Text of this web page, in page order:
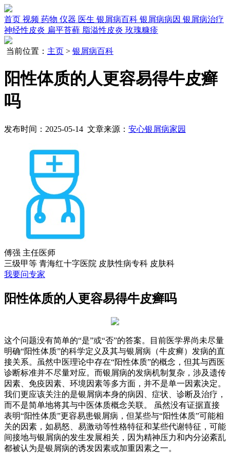
首页 视频 药物 仪器 医生 银屑病百科 银屑病病因 银屑病治疗
神经性皮炎 扁平苔藓 脂溢性皮炎 玫瑰糠疹
当前位置： 主页 > 银屑病百科
阳性体质的人更容易得牛皮癣
吗
发布时间：2025-05-14 文章来源： 安心银屑病家园
傅强 主任医师
三级甲等 青海红十字医院 皮肤性病专科 皮肤科
我要问专家
阳性体质的人更容易得牛皮癣吗
这个问题没有简单的“是”或“否”的答案。目前医学界尚未尽量
明确“阳性体质”的科学定义及其与银屑病（牛皮癣）发病的直
接关系。虽然中医理论中存在“阳性体质”的概念，但其与西医
诊断标准并不尽量对应。而银屑病的发病机制复杂，涉及遗传
因素、免疫因素、环境因素等多方面，并不是单一因素决定。
我们更应该关注的是银屑病本身的病因、症状、诊断及治疗，
而不是简单地将其与中医体质概念关联。 虽然没有证据直接
表明“阳性体质”更容易患银屑病，但某些与“阳性体质”可能相
关的因素，如易怒、易激动等性格特征和某些代谢特征，可能
间接地与银屑病的发生发展相关，因为精神压力和内分泌紊乱
都被认为是银屑病的诱发因素或加重因素之一。